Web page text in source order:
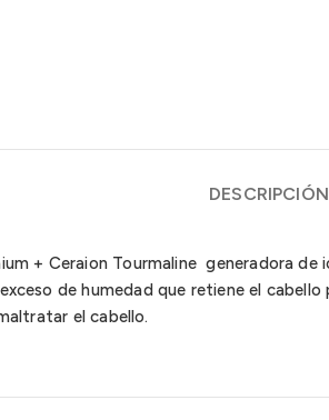
DESCRIPCIÓN
+ Ceraion Tourmaline generadora
de humedad que retiene el
el cabello.